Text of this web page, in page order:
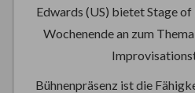
Edwards (US) bietet Stage of
Wochenende an zum
Bühnenpräsenz ist die